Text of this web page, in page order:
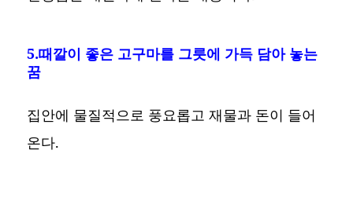
5.때깔이 좋은 고구마를 그릇에 가득 담아 놓는
꿈
집안에 물질적으로 풍요롭고 재물과 돈이 들어
온다.